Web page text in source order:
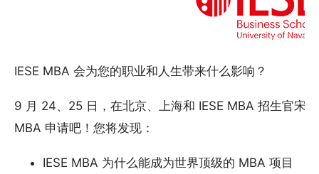
IESE MBA 会为您的职业和人生带来什么影响？
9 月 24、25 日，在北京、上海和 IESE MBA 招生官宋
MBA 申请吧！您将发现：
IESE MBA 为什么能成为世界顶级的 MBA 项目